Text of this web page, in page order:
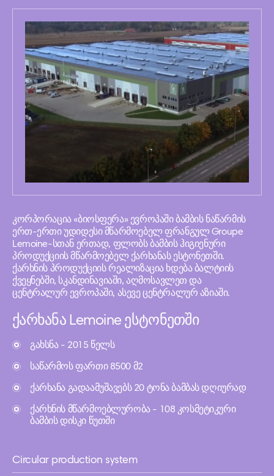
კორპორაცია «ბიოსფერა» ევროპაში ბამბის ნაწარმის
ერთ-ერთი უდიდესი მწარმოებელ ფრანგულ Groupe
Lemoine-სთან ერთად, ფლობს ბამბის ჰიგიენური
პროდუქციის მწარმოებელ ქარხანას ესტონეთში.
ქარხნის პროდუქციის რეალიზაცია ხდება ბალტიის
ქვეყნებში, სკანდინავიაში, აღმოსავლეთ და
ცენტრალურ ევროპაში, ასევე ცენტრალურ აზიაში.
ქარხანა Lemoine ესტონეთში
გახსნა - 2015 წელს
საწარმოს ფართი 8500 მ2
ქარხანა გადაამუშავებს 20 ტონა ბამბას დღიურად
ქარხნის მწარმოებლურობა - 108 კოსმეტიკური
ბამბის დისკი წუთში
Circular production system